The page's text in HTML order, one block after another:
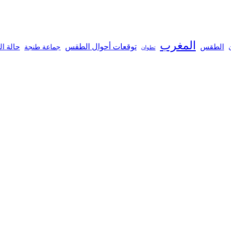
الطقس المغرب تطوان توقعات أحوال الطقس جماعة طنجة حالة